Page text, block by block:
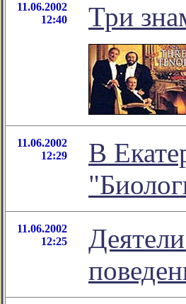
11.06.2002
12:40
Три
11.06.2002
12:29
В
11.06.2002
12:25